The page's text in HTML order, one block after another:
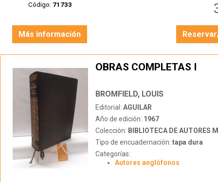
Código: 71733
Más información
OBRAS COMPLETAS I
BROMFIELD, LOUIS
Editorial: AGUILAR
Año de edición: 1967
Colección: BIBLIOTECA DE AUTORES
Tipo de encuadernación: tapa dura
Categorías:
Autores anglófonos